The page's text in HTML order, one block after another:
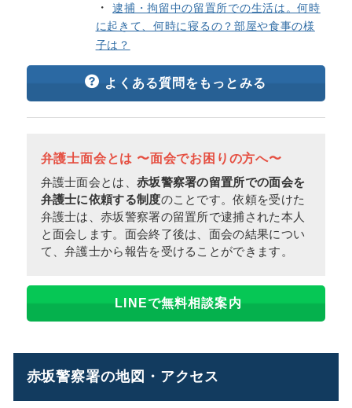
逮捕・拘留中の留置所での生活は。何時
に起きて、何時に寝るの？部屋や食事の様
子は？
よくある質問をもっとみる
弁護士面会とは 〜面会でお困りの方へ〜
弁護士面会とは、 赤坂警察署の留置所での面会を
弁護士に依頼する制度のことです。依頼を受けた
弁護士は、赤坂警察署の留置所で逮捕された本人
と面会します。面会終了後は、面会の結果につい
て、弁護士から報告を受けることができます。
LINEで無料相談案内
赤坂警察署の地図・アクセス